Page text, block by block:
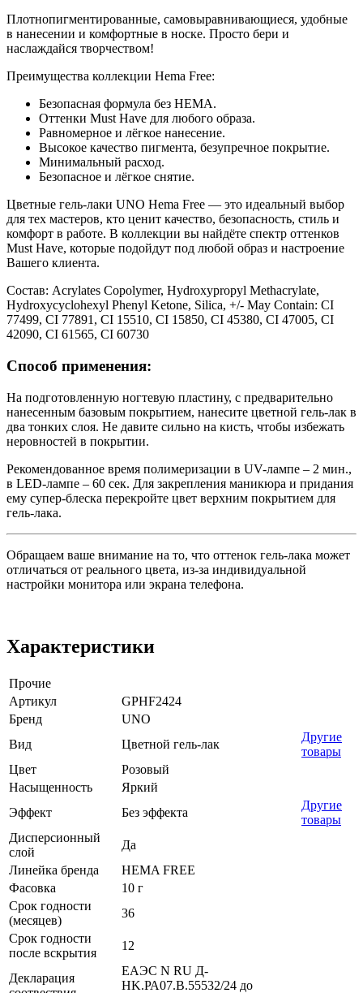
Плотнопигментированные, самовыравнивающиеся, удобные
в нанесении и комфортные в носке. Просто бери и
наслаждайся творчеством!
Преимущества коллекции Hema Free:
Безопасная формула без HEMA.
Оттенки Must Have для любого образа.
Равномерное и лёгкое нанесение.
Высокое качество пигмента, безупречное покрытие.
Минимальный расход.
Безопасное и лёгкое снятие.
Цветные гель-лаки UNO Hema Free — это идеальный выбор
для тех мастеров, кто ценит качество, безопасность, стиль и
комфорт в работе. В коллекции вы найдёте спектр оттенков
Must Have, которые подойдут под любой образ и настроение
Вашего клиента.
Состав: Acrylates Copolymer, Hydroxypropyl Methacrylate,
Hydroxycyclohexyl Phenyl Ketone, Silica, +/- May Contain: CI
77499, CI 77891, CI 15510, CI 15850, CI 45380, CI 47005, CI
42090, CI 61565, CI 60730
Способ применения:
На подготовленную ногтевую пластину, с предварительно
нанесенным базовым покрытием, нанесите цветной гель-лак в
два тонких слоя. Не давите сильно на кисть, чтобы избежать
неровностей в покрытии.
Рекомендованное время полимеризации в UV-лампе – 2 мин.,
в LED-лампе – 60 сек. Для закрепления маникюра и придания
ему супер-блеска перекройте цвет верхним покрытием для
гель-лака.
Обращаем ваше внимание на то, что оттенок гель-лака может
отличаться от реального цвета, из-за индивидуальной
настройки монитора или экрана телефона.
Характеристики
Прочие
Артикул
GPHF2424
Бренд
UNO
Вид
Цветной гель-лак
Другие
товары
Цвет
Розовый
Насыщенность
Яркий
Эффект
Без эффекта
Другие
товары
Дисперсионный
слой
Да
Линейка бренда
HEMA FREE
Фасовка
10 г
Срок годности
(месяцев)
36
Срок годности
после вскрытия
12
Декларация
ЕАЭС N RU Д-
HK.РА07.В.55532/24 до